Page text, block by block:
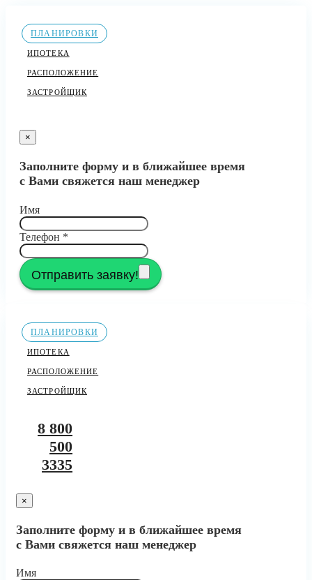
ПЛАНИРОВКИ
ИПОТЕКА
РАСПОЛОЖЕНИЕ
ЗАСТРОЙЩИК
×
Заполните форму и в ближайшее время
с Вами свяжется наш менеджер
Имя
Телефон *
Отправить заявку!
ПЛАНИРОВКИ
ИПОТЕКА
РАСПОЛОЖЕНИЕ
ЗАСТРОЙЩИК
8 800
500
3335
×
Заполните форму и в ближайшее время
с Вами свяжется наш менеджер
Имя